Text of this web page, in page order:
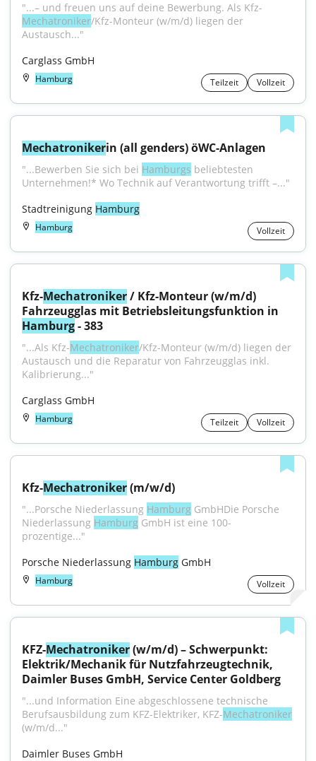
"...– und freuen uns auf deine Bewerbung. Als Kfz-
Mechatroniker/Kfz-Monteur (w/m/d) liegen der
Austausch..."
Carglass GmbH
Hamburg Teilzeit Vollzeit
Mechatronikerin (all genders) öWC-Anlagen
"...Bewerben Sie sich bei Hamburgs beliebtesten
Unternehmen!* Wo Technik auf Verantwortung trifft –..."
Stadtreinigung Hamburg
Hamburg Vollzeit
Kfz-Mechatroniker / Kfz-Monteur (w/m/d)
Hamburg - 383
"...Als Kfz-Mechatroniker/Kfz-Monteur (w/m/d) liegen der
Austausch und die Reparatur von Fahrzeugglas inkl.
Kalibrierung..."
Carglass GmbH
Hamburg Teilzeit Vollzeit
Kfz-Mechatroniker (m/w/d)
"...Porsche Niederlassung Hamburg GmbHDie Porsche
Niederlassung Hamburg GmbH ist eine 100-
prozentige..."
Porsche Niederlassung Hamburg GmbH
Hamburg Vollzeit
KFZ-Mechatroniker (w/m/d) – Schwerpunkt:
Elektrik/Mechanik für Nutzfahrzeugtechnik,
Daimler Buses GmbH, Service Center Goldberg
"...und Information Eine abgeschlossene technische
Berufsausbildung zum KFZ-Elektriker, KFZ-Mechatroniker
(w/m/d..."
Daimler Buses GmbH